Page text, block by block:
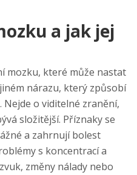
a jak jej
mozku, které může nastat
nárazu, který způsobí
Nejde o viditelné zranění,
složitější. Příznaky se
a zahrnují bolest
s koncentrací a
změny nálady nebo